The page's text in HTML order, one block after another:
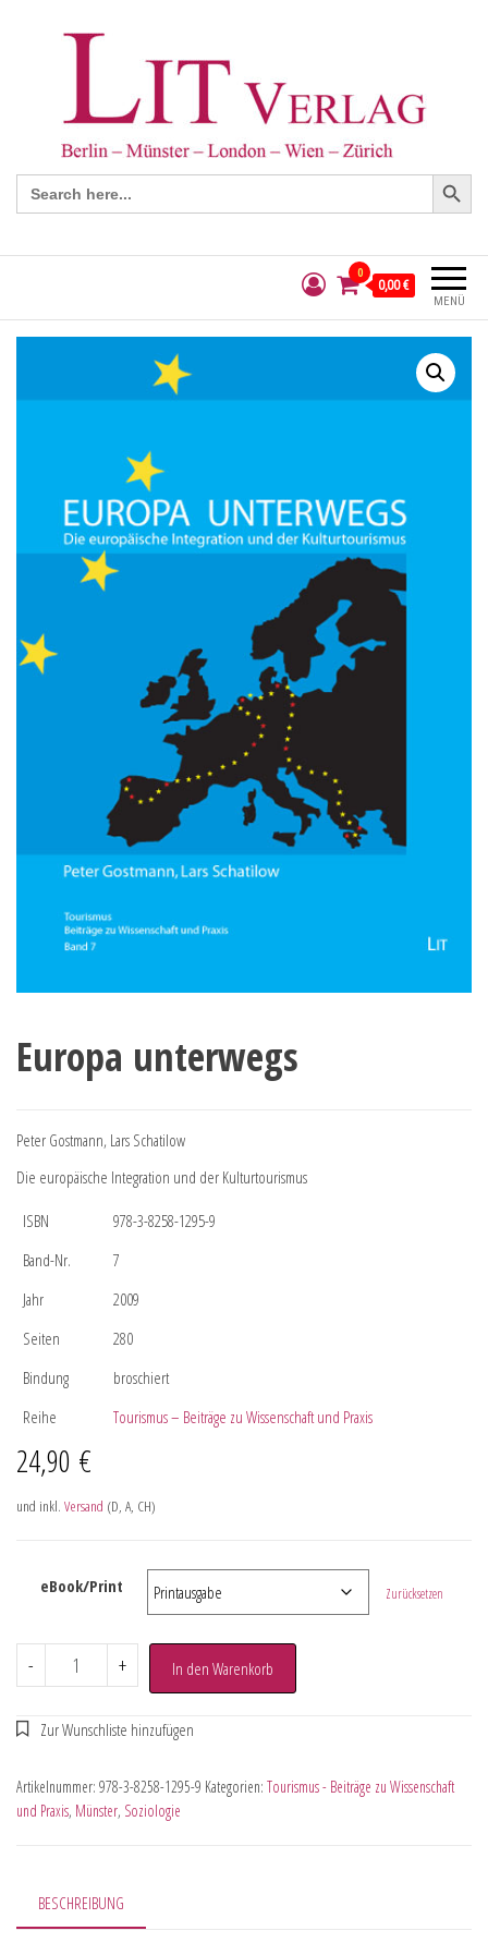
Search
for:
Search Button
MENÜ
0
0,00 €
Europa unterwegs
Peter Gostmann, Lars Schatilow
Die europäische Integration und der Kulturtourismus
ISBN
978-3-8258-1295-9
Band-Nr.
7
Jahr
2009
Seiten
280
Bindung
broschiert
Reihe
Tourismus – Beiträge zu Wissenschaft und Praxis
24,90 €
und inkl. Versand (D, A, CH)
eBook/Print Zurücksetzen
- + In den Warenkorb
Artikelnummer: 978-3-8258-1295-9 Kategorien: Tourismus - Beiträge zu Wissenschaft
und Praxis, Münster, Soziologie
BESCHREIBUNG